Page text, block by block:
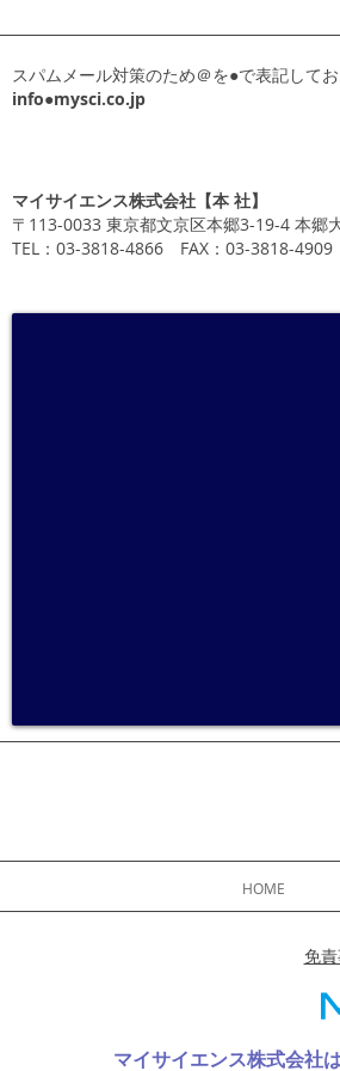
スパムメール対策のため＠を●で表記して
info●mysci.co.jp
マイサイエンス株式会社【本 社】
〒113-0033 東京都文京区本郷3-19-4 本郷
TEL：03-3818-4866 FAX：03-3818-4909
HOME
免
マイサイエンス株式会社